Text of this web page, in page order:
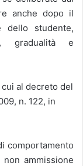
anche dopo il
dello studente,
gradualità e
al decreto del
n. 122, in
comportamento
ammissione